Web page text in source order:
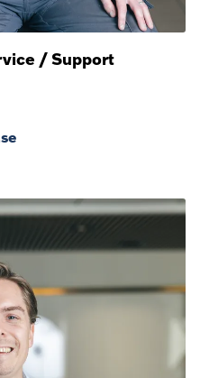
/ Support